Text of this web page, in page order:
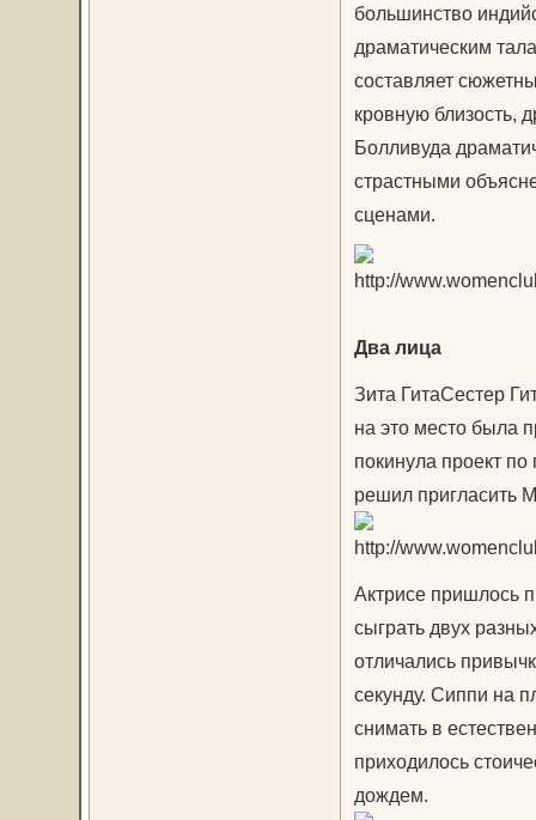
большинство
драматическим
составляет
кровную близость,
Болливуда
страстными
сценами.
Два лица
Зита ГитаСестер
на это место была
покинула проект
решил пригласить
Актрисе пришлось
сыграть двух
отличались
секунду. Сиппи на
снимать в
приходилось
дождем.